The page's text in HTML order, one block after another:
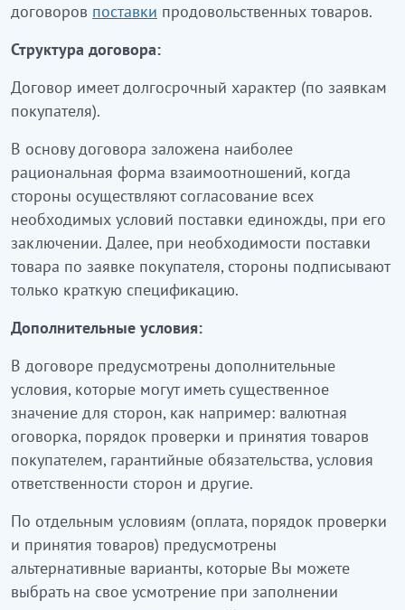
договоров поставки продовольственных товаров.
Структура договора:
Договор имеет долгосрочный характер (по заявкам
покупателя).
В основу договора заложена наиболее
рациональная форма взаимоотношений, когда
стороны осуществляют согласование всех
необходимых условий поставки единожды, при его
заключении. Далее, при необходимости поставки
товара по заявке покупателя, стороны подписывают
только краткую спецификацию.
Дополнительные условия:
В договоре предусмотрены дополнительные
условия, которые могут иметь существенное
значение для сторон, как например: валютная
оговорка, порядок проверки и принятия товаров
покупателем, гарантийные обязательства, условия
ответственности сторон и другие.
По отдельным условиям (оплата, порядок проверки
и принятия товаров) предусмотрены
альтернативные варианты, которые Вы можете
выбрать на свое усмотрение при заполнении